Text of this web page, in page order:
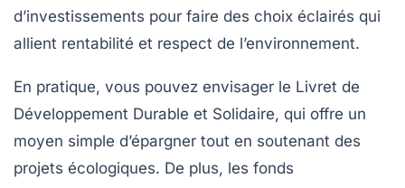
d’investissements pour faire des choix éclairés qui
allient rentabilité et respect de l’environnement.
En pratique, vous pouvez envisager le Livret de
Développement Durable et Solidaire, qui offre un
moyen simple d’épargner tout en soutenant des
projets écologiques. De plus, les fonds